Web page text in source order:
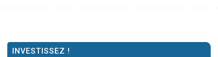
INVESTISSEZ !